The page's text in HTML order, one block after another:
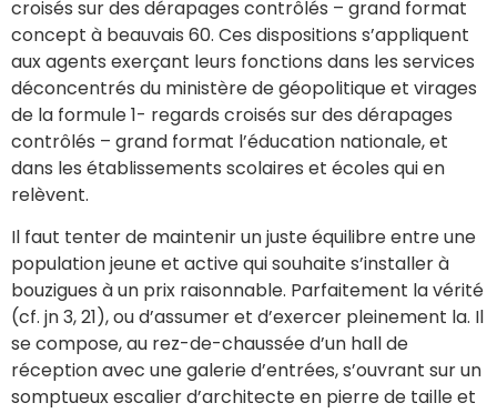
croisés sur des dérapages contrôlés – grand format
concept à beauvais 60. Ces dispositions s’appliquent
aux agents exerçant leurs fonctions dans les services
déconcentrés du ministère de géopolitique et virages
de la formule 1- regards croisés sur des dérapages
contrôlés – grand format l’éducation nationale, et
dans les établissements scolaires et écoles qui en
relèvent.
Il faut tenter de maintenir un juste équilibre entre une
population jeune et active qui souhaite s’installer à
bouzigues à un prix raisonnable. Parfaitement la vérité
(cf. jn 3, 21), ou d’assumer et d’exercer pleinement la. Il
se compose, au rez-de-chaussée d’un hall de
réception avec une galerie d’entrées, s’ouvrant sur un
somptueux escalier d’architecte en pierre de taille et